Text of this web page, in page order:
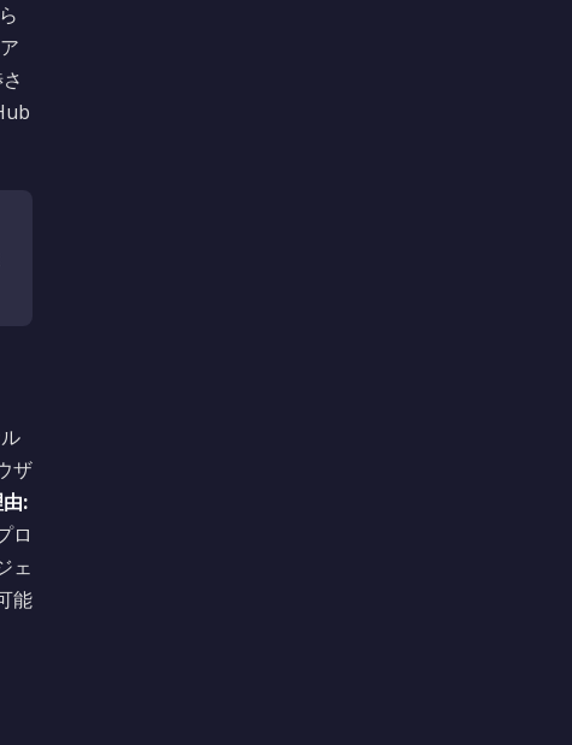
ザ
:
ロ
ェ
能